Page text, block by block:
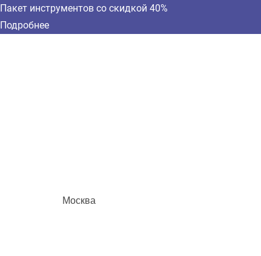
Пакет инструментов со скидкой 40%
Подробнее
Москва